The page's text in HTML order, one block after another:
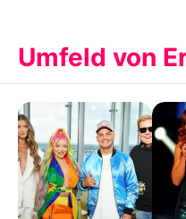
Umfeld von